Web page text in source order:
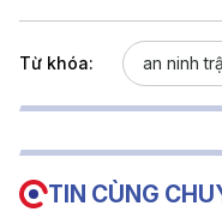
Từ khóa: an ninh
TIN CÙNG